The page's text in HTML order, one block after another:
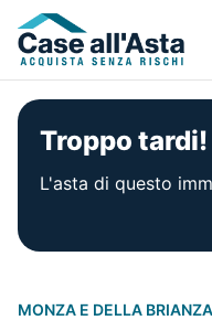
Troppo tardi!
L'asta di questo
MONZA E DELLA BRIANZA